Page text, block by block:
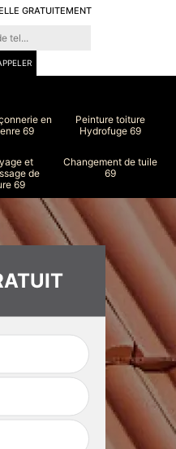
GRATUITEMENT
en
69
Peinture toiture
Hydrofuge 69
et
de
69
Changement de tuile
69
Peinture intérieur
et extérieur 69